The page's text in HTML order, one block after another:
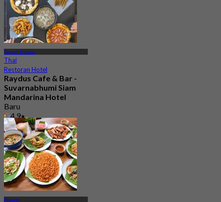
Samut Prakan
Thai
Restoran Hotel
Raydus Cafe & Bar -
Suvarnabhumi Siam
Mandarina Hotel
Baru
4.9
Dari฿ 396.66
Prawet